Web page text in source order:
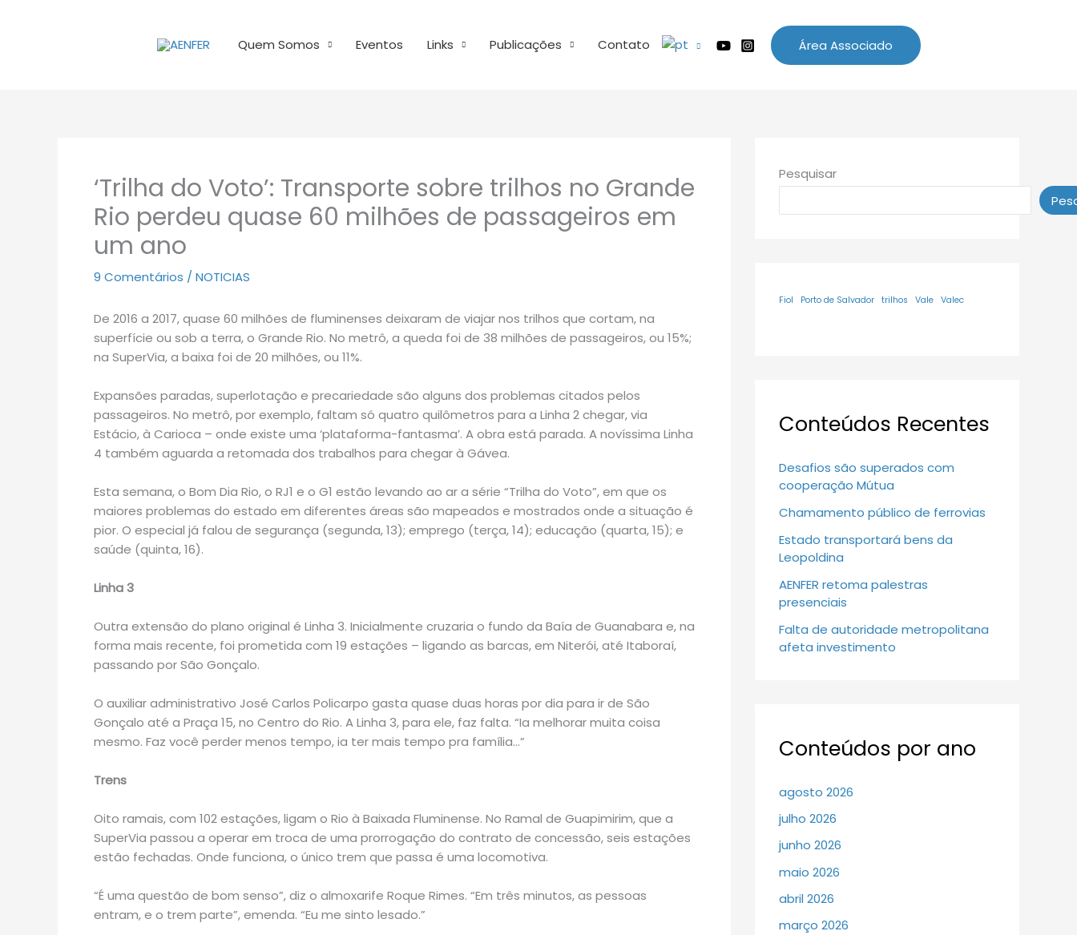
Quem Somos Eventos Links Publicações Contato Área Associado
‘Trilha do Voto’: Transporte sobre trilhos no Grande
Rio perdeu quase 60 milhões de passageiros em
um ano
9 Comentários / NOTICIAS
De 2016 a 2017, quase 60 milhões de fluminenses deixaram de viajar nos trilhos que cortam, na
superfície ou sob a terra, o Grande Rio. No metrô, a queda foi de 38 milhões de passageiros, ou 15%;
na SuperVia, a baixa foi de 20 milhões, ou 11%.
Expansões paradas, superlotação e precariedade são alguns dos problemas citados pelos
passageiros. No metrô, por exemplo, faltam só quatro quilômetros para a Linha 2 chegar, via
Estácio, à Carioca – onde existe uma ‘plataforma-fantasma’. A obra está parada. A novíssima Linha
4 também aguarda a retomada dos trabalhos para chegar à Gávea.
Esta semana, o Bom Dia Rio, o RJ1 e o G1 estão levando ao ar a série “Trilha do Voto”, em que os
maiores problemas do estado em diferentes áreas são mapeados e mostrados onde a situação é
pior. O especial já falou de segurança (segunda, 13); emprego (terça, 14); educação (quarta, 15); e
saúde (quinta, 16).
Linha 3
Outra extensão do plano original é Linha 3. Inicialmente cruzaria o fundo da Baía de Guanabara e, na
forma mais recente, foi prometida com 19 estações – ligando as barcas, em Niterói, até Itaboraí,
passando por São Gonçalo.
O auxiliar administrativo José Carlos Policarpo gasta quase duas horas por dia para ir de São
Gonçalo até a Praça 15, no Centro do Rio. A Linha 3, para ele, faz falta. “Ia melhorar muita coisa
mesmo. Faz você perder menos tempo, ia ter mais tempo pra família…”
Trens
Oito ramais, com 102 estações, ligam o Rio à Baixada Fluminense. No Ramal de Guapimirim, que a
SuperVia passou a operar em troca de uma prorrogação do contrato de concessão, seis estações
estão fechadas. Onde funciona, o único trem que passa é uma locomotiva.
“É uma questão de bom senso”, diz o almoxarife Roque Rimes. “Em três minutos, as pessoas
entram, e o trem parte”, emenda. “Eu me sinto lesado.”
Pesquisar
Fiol Porto de Salvador trilhos Vale Valec
Conteúdos Recentes
Desafios são superados com
cooperação Mútua
Chamamento público de ferrovias
Estado transportará bens da
Leopoldina
AENFER retoma palestras
presenciais
Falta de autoridade metropolitana
afeta investimento
Conteúdos por ano
agosto 2026
julho 2026
junho 2026
maio 2026
abril 2026
março 2026